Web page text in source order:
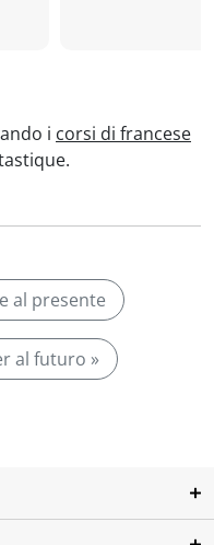
i corsi di francese
al presente
al futuro »